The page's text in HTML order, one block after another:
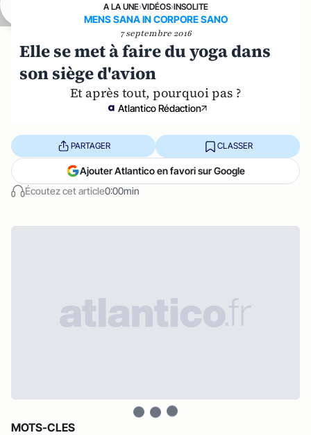
A LA UNE›VIDÉOS›INSOLITE
MENS SANA IN CORPORE SANO
7 septembre 2016
Elle se met à faire du yoga dans
son siège d'avion
Et après tout, pourquoi pas ?
Atlantico Rédaction
Écoutez cet article0:00min
PARTAGER CLASSER
Ajouter Atlantico en favori sur Google
MOTS-CLES